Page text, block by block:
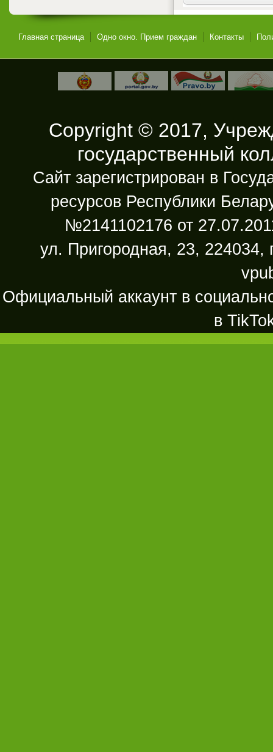
Главная страница Одно окно. Прием граждан Контакты
Copyright © 2017,
государственный
Сайт зарегистрирован в
ресурсов Республики
№2141102176 от
ул. Пригородная, 23, 224034,
Официальный аккаунт в
в